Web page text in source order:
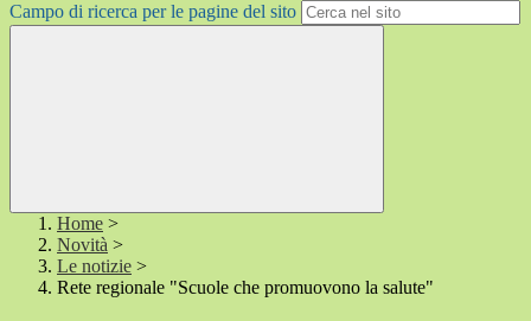
Campo di ricerca per le pagine del sito
Home >
Novità >
Le notizie >
Rete regionale "Scuole che promuovono la salute"